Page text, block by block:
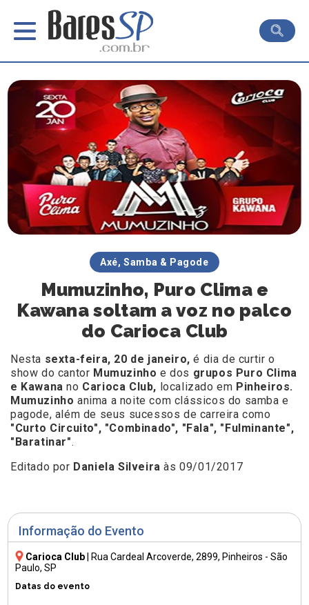
Informação do Evento
Carioca Club Rua Cardeal Arcoverde, 2899, Pinheiros - São
Paulo, SP
Datas do evento
Axé, Samba & Pagode
Mumuzinho, Puro Clima e
Kawana soltam a voz no palco
do Carioca Club
Nesta sexta-feira, 20 de janeiro, é dia de curtir o
show do cantor Mumuzinho e dos grupos Puro Clima
e Kawanano Carioca Club, localizado em Pinheiros.
Mumuzinho anima a noite com clássicos do samba e
pagode, além de seus sucessos de carreira como
"Curto Circuito", "Combinado", "Fala", "Fulminante",
"Baratinar".
Editado por Daniela Silveira às 09/01/2017